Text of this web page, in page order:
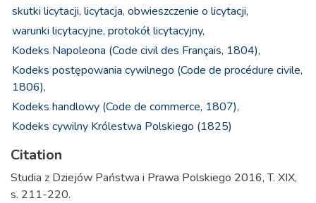
skutki licytacji, licytacja, obwieszczenie o licytacji,
warunki licytacyjne, protokół licytacyjny,
Kodeks Napoleona (Code civil des Français, 1804),
Kodeks postępowania cywilnego (Code de procédure civile,
1806),
Kodeks handlowy (Code de commerce, 1807),
Kodeks cywilny Królestwa Polskiego (1825)
Citation
Studia z Dziejów Państwa i Prawa Polskiego 2016, T. XIX,
s. 211-220.